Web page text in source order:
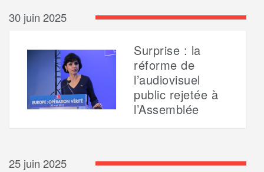
30 juin 2025
Surprise : la
réforme de
l’audiovisuel
public rejetée à
l’Assemblée
25 juin 2025